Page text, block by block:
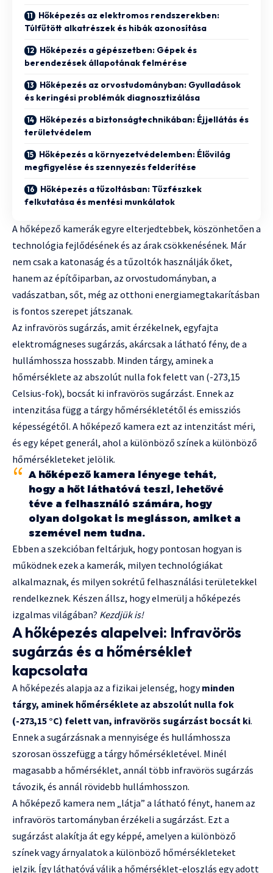
Hőképezés az elektromos rendszerekben:
Túlfűtött alkatrészek és hibák azonosítása
Hőképezés a gépészetben: Gépek és
berendezések állapotának felmérése
Hőképezés az orvostudományban: Gyulladások
és keringési problémák diagnosztizálása
Hőképezés a biztonságtechnikában: Éjjellátás és
területvédelem
Hőképezés a környezetvédelemben: Élővilág
megfigyelése és szennyezés felderítése
Hőképezés a tűzoltásban: Tűzfészkek
felkutatása és mentési munkálatok
A hőképező kamerák egyre elterjedtebbek, köszönhetően a
technológia fejlődésének és az árak csökkenésének. Már
nem csak a katonaság és a tűzoltók használják őket,
hanem az építőiparban, az orvostudományban, a
vadászatban, sőt, még az otthoni energiamegtakarításban
is fontos szerepet játszanak.
Az infravörös sugárzás, amit érzékelnek, egyfajta
elektromágneses sugárzás, akárcsak a látható fény, de a
hullámhossza hosszabb. Minden tárgy, aminek a
hőmérséklete az abszolút nulla fok felett van (-273,15
Celsius-fok), bocsát ki infravörös sugárzást. Ennek az
intenzitása függ a tárgy hőmérsékletétől és emissziós
képességétől. A hőképező kamera ezt az intenzitást méri,
és egy képet generál, ahol a különböző színek a különböző
hőmérsékleteket jelölik.
A hőképező kamera lényege tehát,
hogy a hőt láthatóvá teszi, lehetővé
téve a felhasználó számára, hogy
olyan dolgokat is meglásson, amiket a
szemével nem tudna.
Ebben a szekcióban feltárjuk, hogy pontosan hogyan is
működnek ezek a kamerák, milyen technológiákat
alkalmaznak, és milyen sokrétű felhasználási területekkel
rendelkeznek. Készen állsz, hogy elmerülj a hőképezés
izgalmas világában? Kezdjük is!
A hőképezés alapelvei: Infravörös
sugárzás és a hőmérséklet
kapcsolata
A hőképezés alapja az a fizikai jelenség, hogyminden
tárgy, aminek hőmérséklete az abszolút nulla fok
(-273,15 °C) felett van, infravörös sugárzást bocsát ki.
Ennek a sugárzásnak a mennyisége és hullámhossza
szorosan összefügg a tárgy hőmérsékletével. Minél
magasabb a hőmérséklet, annál több infravörös sugárzás
távozik, és annál rövidebb hullámhosszon.
A hőképező kamera nem „látja” a látható fényt, hanem az
infravörös tartományban érzékeli a sugárzást. Ezt a
sugárzást alakítja át egy képpé, amelyen a különböző
színek vagy árnyalatok a különböző hőmérsékleteket
jelzik. Így láthatóvá válik a hőmérséklet-eloszlás egy adott